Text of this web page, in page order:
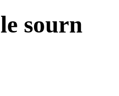
sourn